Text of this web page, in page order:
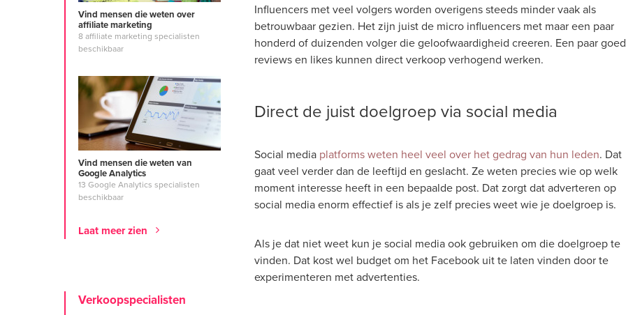
Vind mensen die weten over
affiliate marketing
8 affiliate marketing specialisten
beschikbaar
Vind mensen die weten van
Google Analytics
13 Google Analytics specialisten
beschikbaar
Laat meer zien
Verkoopspecialisten
Influencers met veel volgers worden overigens steeds minder vaak als
betrouwbaar gezien. Het zijn juist de micro influencers met maar een paar
honderd of duizenden volger die geloofwaardigheid creeren. Een paar
reviews en likes kunnen direct verkoop verhogend werken.
Direct de juist doelgroep via social media
Social media platforms weten heel veel over het gedrag van hun leden. Dat
gaat veel verder dan de leeftijd en geslacht. Ze weten precies wie op welk
moment interesse heeft in een bepaalde post. Dat zorgt dat adverteren op
social media enorm effectief is als je zelf precies weet wie je doelgroep is.
Als je dat niet weet kun je social media ook gebruiken om die doelgroep te
vinden. Dat kost wel budget om het Facebook uit te laten vinden door te
experimenteren met advertenties.